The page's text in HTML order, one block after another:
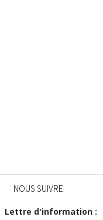
NOUS SUIVRE
Lettre d'information :